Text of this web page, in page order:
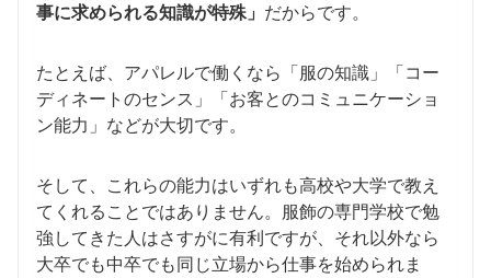
事に求められる知識が特殊」 だからです。
たとえば、アパレルで働くなら「服の知識」「コー
ディネートのセンス」「お客とのコミュニケーショ
ン能力」などが大切です。
そして、これらの能力はいずれも高校や大学で教え
てくれることではありません。服飾の専門学校で勉
強してきた人はさすがに有利ですが、それ以外なら
大卒でも中卒でも同じ立場から仕事を始められま